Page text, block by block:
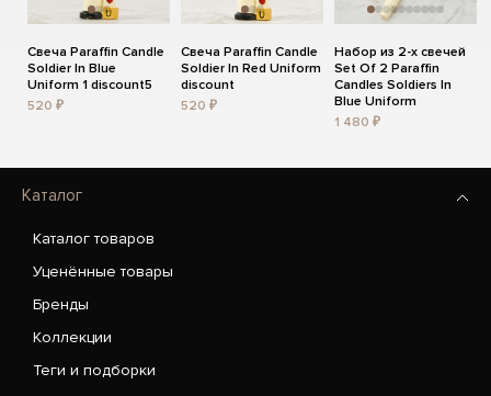
Свеча Paraffin Candle
Soldier In Blue
Uniform 1 discount5
520 ₽
Свеча Paraffin Candle
Soldier In Red Uniform
discount
520 ₽
Набор из 2-х свечей
Set Of 2 Paraffin
Candles Soldiers In
Blue Uniform
1 480 ₽
Каталог
Каталог товаров
Уценённые товары
Бренды
Коллекции
Теги и подборки